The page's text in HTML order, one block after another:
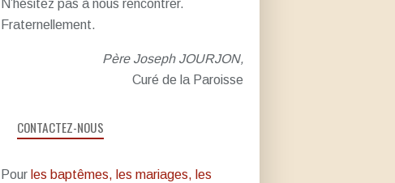
N’hésitez pas à nous rencontrer.
Fraternellement.
Père Joseph JOURJON,
Curé de la Paroisse
CONTACTEZ-NOUS
Pour les baptêmes, les mariages, les